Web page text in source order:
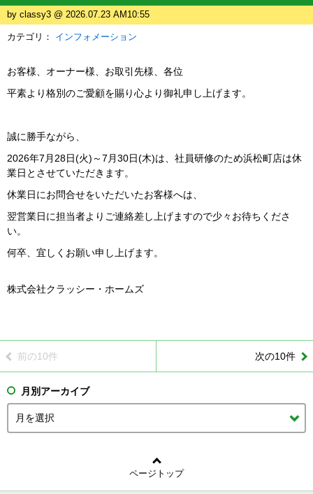
by classy3 @ 2026.07.23 AM10:55
カテゴリ： インフォメーション
お客様、オーナー様、お取引先様、各位
平素より格別のご愛顧を賜り心より御礼申し上げます。
誠に勝手ながら、
2026年7月28日(火)～7月30日(木)は、社員研修のため浜松町店は休
業日とさせていただきます。
休業日にお問合せをいただいたお客様へは、
翌営業日に担当者よりご連絡差し上げますので少々お待ちくださ
い。
何卒、宜しくお願い申し上げます。
株式会社クラッシー・ホームズ
前の10件 次の10件
月別アーカイブ
ページトップ